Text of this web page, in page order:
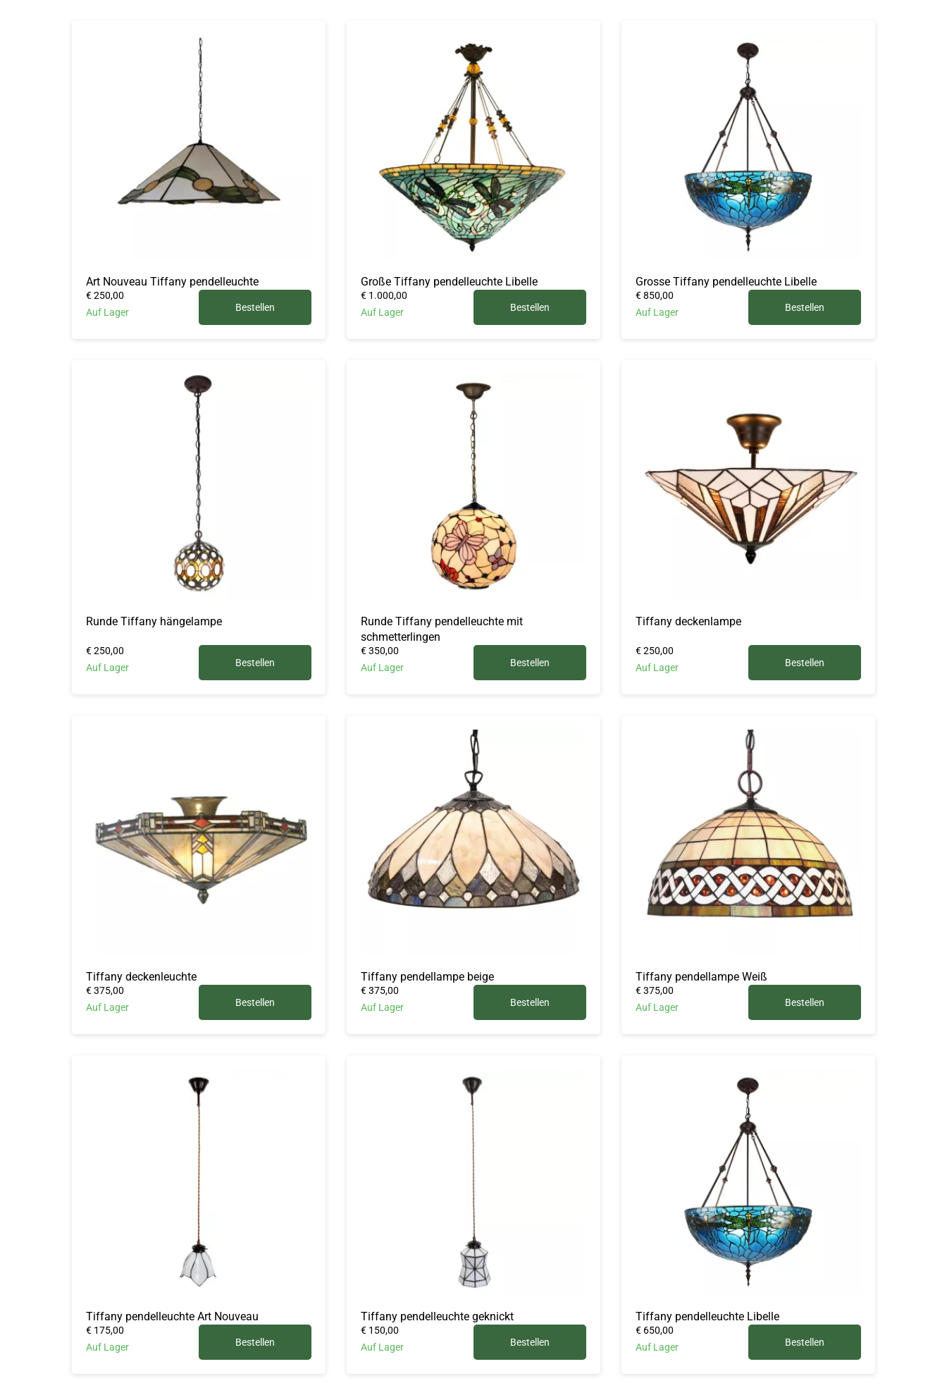
Art Nouveau Tiffany pendelleuchte
€ 250,00
Auf Lager
Bestellen
Große Tiffany pendelleuchte Libelle
€ 1.000,00
Auf Lager
Bestellen
Grosse Tiffany pendelleuchte Libelle
€ 850,00
Auf Lager
Bestellen
Runde Tiffany hängelampe
€ 250,00
Auf Lager
Bestellen
Runde Tiffany pendelleuchte mit
schmetterlingen
€ 350,00
Auf Lager
Bestellen
Tiffany deckenlampe
€ 250,00
Auf Lager
Bestellen
Tiffany deckenleuchte
€ 375,00
Auf Lager
Bestellen
Tiffany pendellampe beige
€ 375,00
Auf Lager
Bestellen
Tiffany pendellampe Weiß
€ 375,00
Auf Lager
Bestellen
Tiffany pendelleuchte Art Nouveau
€ 175,00
Auf Lager
Bestellen
Tiffany pendelleuchte geknickt
€ 150,00
Auf Lager
Bestellen
Tiffany pendelleuchte Libelle
€ 650,00
Auf Lager
Bestellen